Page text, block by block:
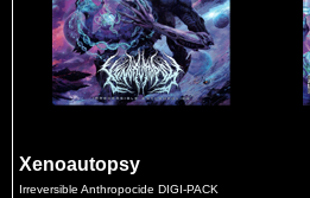
Xenoautopsy
Irreversible Anthropocide DIGI-PACK